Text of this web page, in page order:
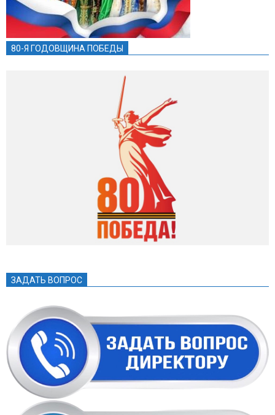
80-Я ГОДОВЩИНА ПОБЕДЫ
ЗАДАТЬ ВОПРОС